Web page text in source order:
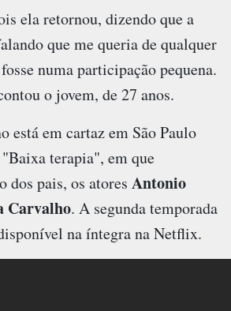
ela retornou, dizendo que a
que me queria de qualquer
numa participação pequena.
o jovem, de 27 anos.
está em cartaz em São Paulo
terapia", em que
dos pais, os atores Antonio
Carvalho. A segunda temporada
na íntegra na Netflix.